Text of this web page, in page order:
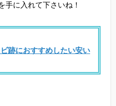
手に入れて下さいね！
跡におすすめしたい安い